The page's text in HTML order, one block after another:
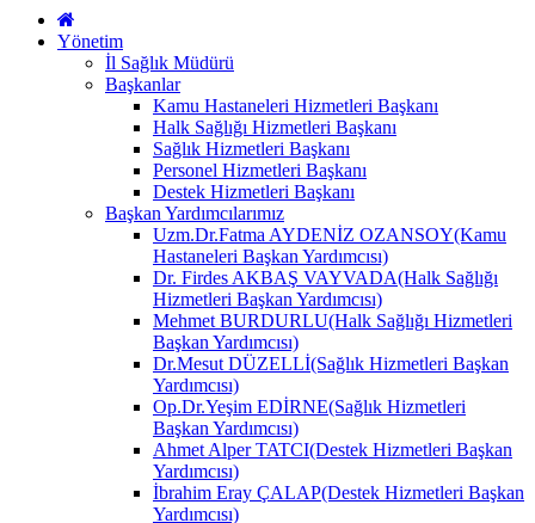
Yönetim
İl Sağlık Müdürü
Başkanlar
Kamu Hastaneleri Hizmetleri Başkanı
Halk Sağlığı Hizmetleri Başkanı
Sağlık Hizmetleri Başkanı
Personel Hizmetleri Başkanı
Destek Hizmetleri Başkanı
Başkan Yardımcılarımız
Uzm.Dr.Fatma AYDENİZ OZANSOY(Kamu
Hastaneleri Başkan Yardımcısı)
Dr. Firdes AKBAŞ VAYVADA(Halk Sağlığı
Hizmetleri Başkan Yardımcısı)
Mehmet BURDURLU(Halk Sağlığı Hizmetleri
Başkan Yardımcısı)
Dr.Mesut DÜZELLİ(Sağlık Hizmetleri Başkan
Yardımcısı)
Op.Dr.Yeşim EDİRNE(Sağlık Hizmetleri
Başkan Yardımcısı)
Ahmet Alper TATCI(Destek Hizmetleri Başkan
Yardımcısı)
İbrahim Eray ÇALAP(Destek Hizmetleri Başkan
Yardımcısı)